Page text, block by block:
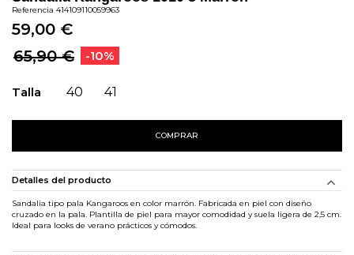
Referencia 414109110059963
59,00 €
65,90 €
-10%
Talla 40 41
COMPRAR
Detalles del producto
Sandalia tipo pala Kangaroos en color marrón. Fabricada en piel con diseño
cruzado en la pala. Plantilla de piel para mayor comodidad y suela ligera de 2,5 cm.
Ideal para looks de verano prácticos y cómodos.